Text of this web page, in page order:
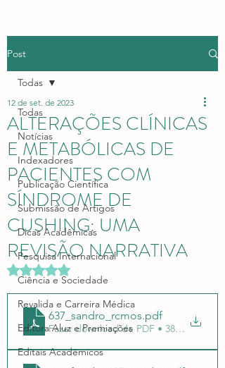
Post
Todas
Notícias
Indexadores
Publicação Científica
Submissão de Artigos
Dicas Acadêmicas
Pesquisa Internacional
Ciência e Sociedade
Revalida e Carreira Médica
Editora Aluz e Premiações
Editais Acadêmicos
Todas
ALTERAÇÕES CLÍNICAS
E METABÓLICAS DE
PACIENTES COM
SÍNDROME DE
CUSHING: UMA
REVISÃO NARRATIVA
12 de set. de 2023
Avaliado com NaN de 5 estrelas.
637_sandro_rcmos.pdf
Fazer download de PDF • 387KB